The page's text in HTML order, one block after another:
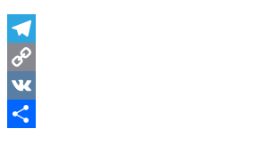
Telegram
Copy
Link
VK
Отправить